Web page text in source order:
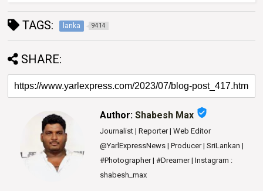
TAGS: lanka 9414
SHARE:
Author:Shabesh Max verified_user
Journalist | Reporter | Web Editor
@YarlExpressNews | Producer | SriLankan |
#Photographer | #Dreamer | Instagram :
shabesh_max